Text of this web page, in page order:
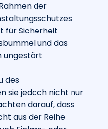
der
für Sicherheit
und das
ungestört
des
sie jedoch nicht nur
darauf, dass
aus der Reihe